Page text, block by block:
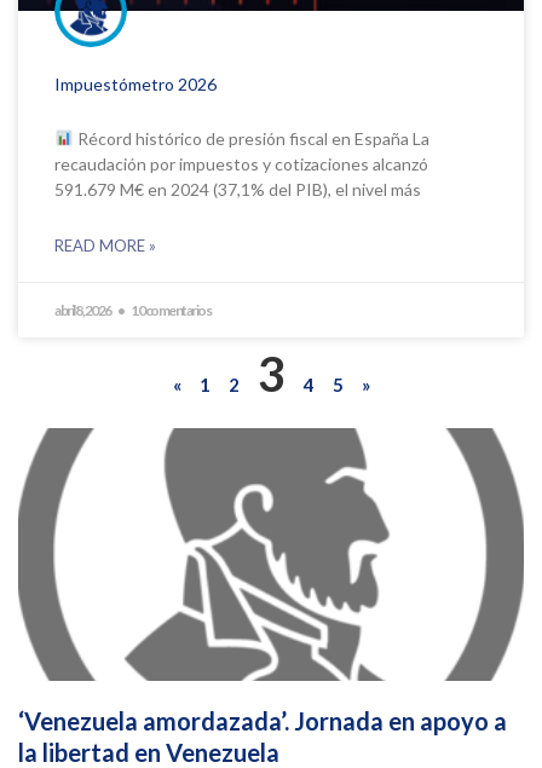
Impuestómetro 2026
Récord histórico de presión fiscal en España La
recaudación por impuestos y cotizaciones alcanzó
591.679 M€ en 2024 (37,1% del PIB), el nivel más
READ MORE »
abril 8, 2026 10 comentarios
« 1 2 3 4 5 »
‘Venezuela amordazada’. Jornada en apoyo a
la libertad en Venezuela